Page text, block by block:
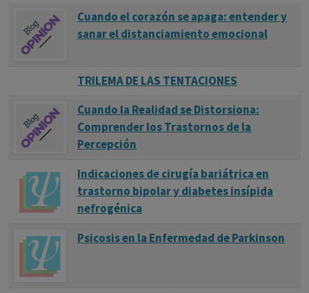
Cuando el corazón se apaga: entender y
sanar el distanciamiento emocional
TRILEMA DE LAS TENTACIONES
Cuando la Realidad se Distorsiona:
Comprender los Trastornos de la
Percepción
Indicaciones de cirugía bariátrica en
trastorno bipolar y diabetes insípida
nefrogénica
Psicosis en la Enfermedad de Parkinson